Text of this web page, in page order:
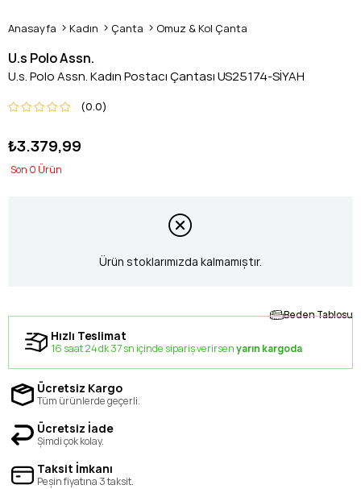
Anasayfa Kadın Çanta Omuz & Kol Çanta
U.s Polo Assn.
U.s. Polo Assn. Kadın Postacı Çantası US25174-SİYAH
0.0
₺3.379,99
0
Ürün stoklarımızda kalmamıştır.
Beden Tablosu
Hızlı Teslimat
16 saat 24 dk 37 sn içinde sipariş verirsenyarın kargoda
Ücretsiz Kargo
Tüm ürünlerde geçerli.
Ücretsiz İade
Şimdi çok kolay.
Taksit İmkanı
Peşin fiyatına 3 taksit.